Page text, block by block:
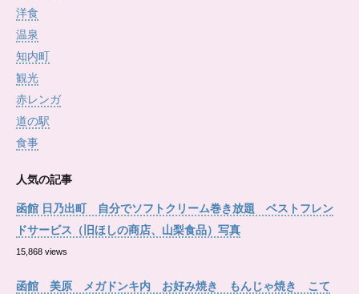
洋食
温泉
知内町
観光
赤レンガ
道の駅
食事
人気の記事
函館 日乃出町 自分でソフトクリーム巻き放題 ベストフレン
ドサービス（旧ほしの商店、山梨食品）写真
15,868 views
函館 美原 メガドンキ内 お好み焼き もんじゃ焼き こて